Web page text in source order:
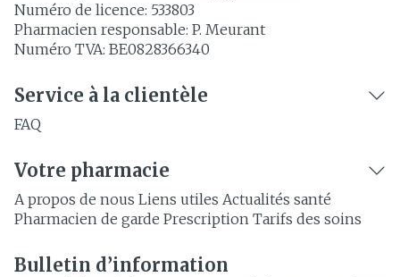
Numéro de licence: 533803
Pharmacien responsable: P. Meurant
Numéro TVA: BE0828366340
Service à la clientèle
FAQ
Votre pharmacie
A propos de nous Liens utiles Actualités santé
Pharmacien de garde Prescription Tarifs des soins
Bulletin d’information